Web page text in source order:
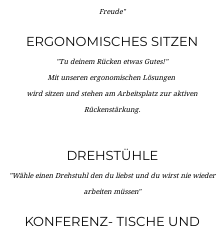
Freude"
ERGONOMISCHES SITZEN
"Tu deinem Rücken etwas Gutes!"
Mit unseren ergonomischen Lösungen
wird sitzen und stehen am Arbeitsplatz zur aktiven
Rückenstärkung.
DREHSTÜHLE
"Wähle einen Drehstuhl den du liebst und du wirst nie wieder
arbeiten müssen"
KONFERENZ- TISCHE UND